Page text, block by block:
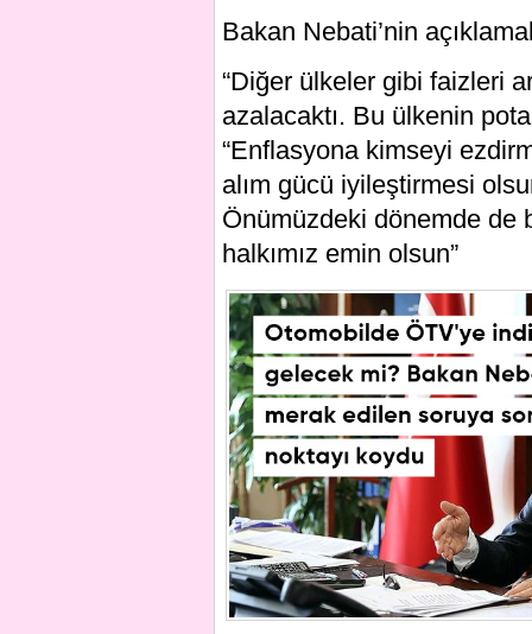
Bakan Nebati’nin
“Diğer ülkeler gibi faizleri
azalacaktı. Bu ülkenin
“Enflasyona kimseyi
alım gücü iyileştirmesi
Önümüzdeki dönemde de
halkımız emin olsun”